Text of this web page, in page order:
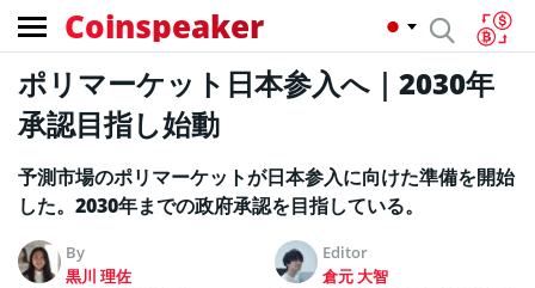
Coinspeaker
ポリマーケット日本参入へ｜2030年
承認目指し始動
予測市場のポリマーケットが日本参入に向けた準備を開始
した。2030年までの政府承認を目指している。
By
黒川 理佐
Editor
倉元 大智